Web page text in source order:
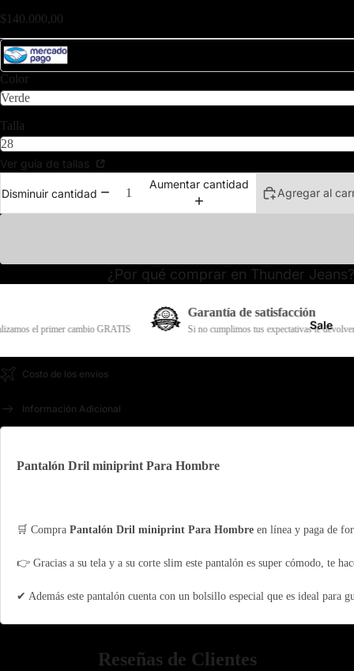
Sale
$140.000,00
Color
Talla
Ver guia de tallas
Disminuir cantidad
Aumentar cantidad
Agregar al
¿Por qué comprar en Thunder Jeans?
GRATIS
Garantía de satisfacción
Si no cumplimos tus expectativas te devolvemos el dinero del
Costo de los envíos
Información Adicional
Pantalón Dril miniprint Para Hombre
🛒 Compra Pantalón Dril miniprint Para Hombre en línea y paga de
👉 Gracias a su tela y a su corte slim este pantalón es super cómodo, te
✔ Además este pantalón cuenta con un bolsillo especial que es ideal para
¡Puedes lograr todo aquello que te propongas con la mejor actitud!
Reseñas de Clientes